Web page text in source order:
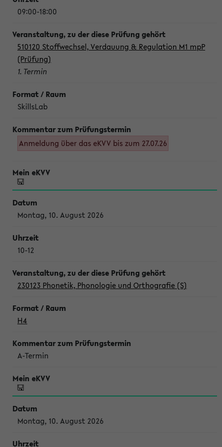
09:00-18:00
510120 Stoffwechsel, Verdauung & Regulation M1 mpP
(Prüfung)
1. Termin
SkillsLab
Anmeldung über das eKVV bis zum 27.07.26
Montag, 10. August 2026
10-12
230123 Phonetik, Phonologie und Orthografie (S)
H4
A-Termin
Montag, 10. August 2026